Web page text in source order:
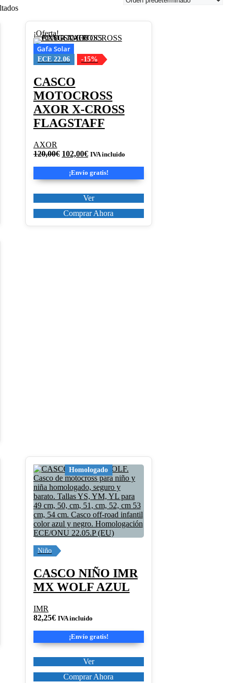
¡Oferta!
Gafa Solar
ECE 22.06 -15%
CASCO
MOTOCROSS
AXOR X-CROSS
FLAGSTAFF
AXOR
120,00€ El
original
era:
102,00€El
actual
es:
IVA incluido
¡Envío gratis!
Ver
Este
producto
tiene
múltiples
Las
opciones
se
pueden
elegir
en
página
de
Comprar Ahora
Homologado
Niño
CASCO NIÑO IMR
MX WOLF AZUL
IMR
82,25€ IVA incluido
¡Envío gratis!
Ver
Este
producto
tiene
múltiples
variantes.
Las
opciones
se
elegir
la
página
de
Comprar Ahora